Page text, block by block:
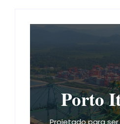
Porto
Projetado para